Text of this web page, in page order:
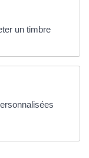
un timbre